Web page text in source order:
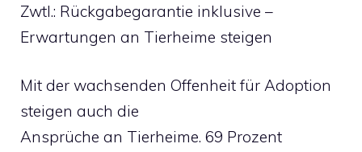
Zwtl.: Rückgabegarantie inklusive –
Erwartungen an Tierheime steigen
Mit der wachsenden Offenheit für Adoption
steigen auch die
Ansprüche an Tierheime. 69 Prozent